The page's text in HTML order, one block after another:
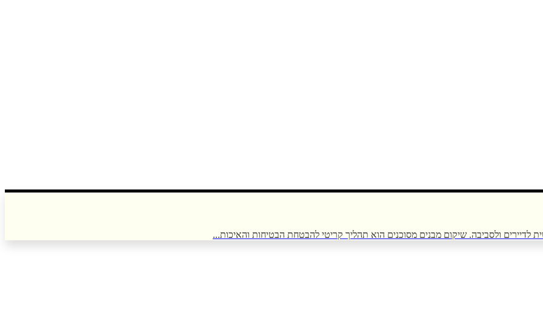
לדיירים ולסביבה. שיקום מבנים מסוכנים הוא תהליך קריטי להבטחת הבטיחות והאיכות...